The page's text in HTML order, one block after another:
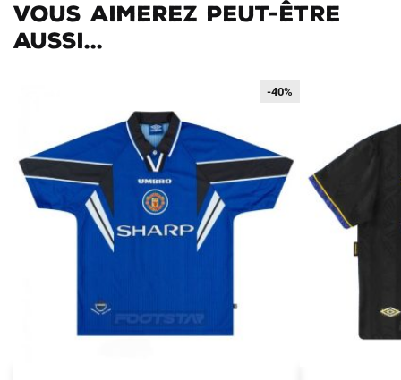
Vous aimerez peut-être
aussi...
-40%
-40%